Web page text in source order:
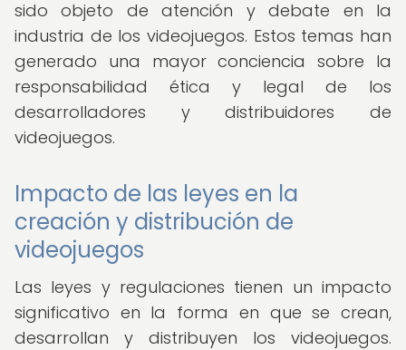
sido objeto de atención y debate en la
industria de los videojuegos. Estos temas han
generado una mayor conciencia sobre la
responsabilidad ética y legal de los
desarrolladores y distribuidores de
videojuegos.
Impacto de las leyes en la
creación y distribución de
videojuegos
Las leyes y regulaciones tienen un impacto
significativo en la forma en que se crean,
desarrollan y distribuyen los videojuegos.